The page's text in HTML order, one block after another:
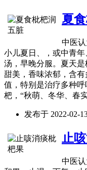
夏
中医
小儿夏日、，或中青
汤，早晚分服。夏天
甜美，香味浓郁，含
值，特别是治疗多种
杷，“秋萌、冬华、春
发布于 2022-02-
止
中医